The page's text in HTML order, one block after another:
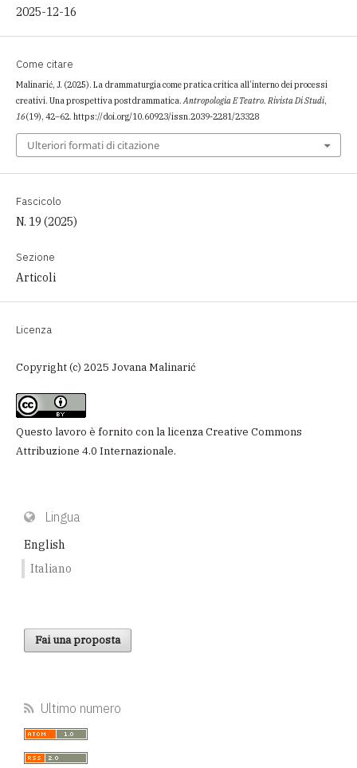
2025-12-16
Come citare
Malinarić, J. (2025). La drammaturgia come pratica critica all’interno dei processi
creativi. Una prospettiva postdrammatica.Antropologia E Teatro. Rivista Di Studi,
16(19), 42–62. https://doi.org/10.60923/issn.2039-2281/23328
Ulteriori formati di citazione
Fascicolo
N. 19 (2025)
Sezione
Articoli
Licenza
Copyright (c) 2025 Jovana Malinarić
Questo lavoro è fornito con la licenzaCreative Commons
Attribuzione 4.0 Internazionale.
Lingua
English
Italiano
Fai una proposta
Ultimo numero